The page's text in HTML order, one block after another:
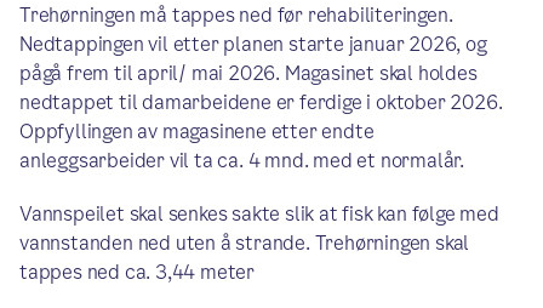
Trehørningen må tappes ned før rehabiliteringen.
Nedtappingen vil etter planen starte januar 2026, og
pågå frem til april/ mai 2026. Magasinet skal holdes
nedtappet til damarbeidene er ferdige i oktober 2026.
Oppfyllingen av magasinene etter endte
anleggsarbeider vil ta ca. 4 mnd. med et normalår.
Vannspeilet skal senkes sakte slik at fisk kan følge med
vannstanden ned uten å strande. Trehørningen skal
tappes ned ca. 3,44 meter